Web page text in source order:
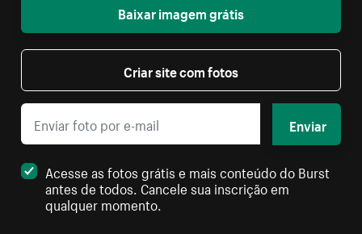
Baixar imagem grátis
Criar site com fotos
Enviar
Acesse as fotos grátis e mais conteúdo do Burst
antes de todos. Cancele sua inscrição em
qualquer momento.